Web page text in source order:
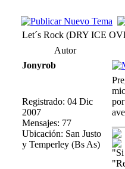
Let´s Rock (DRY ICE
Autor
Jonyrob
Registrado: 04 Dic
2007
Mensajes: 77
Ubicación: San Justo
y Temperley (Bs As)